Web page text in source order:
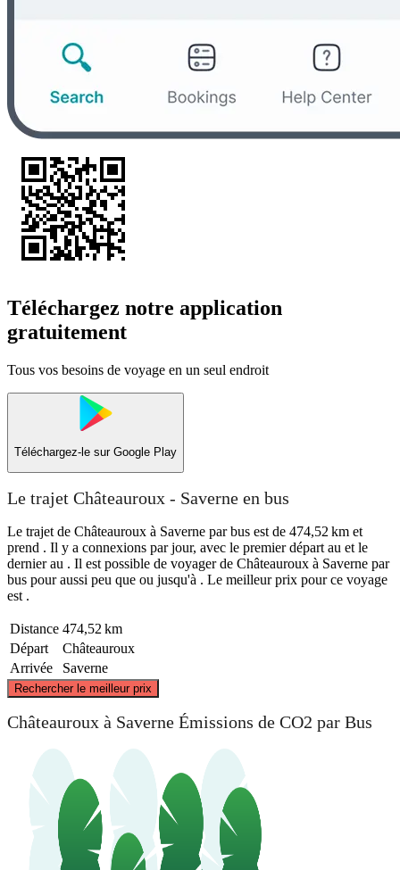
Téléchargez notre application
gratuitement
Tous vos besoins de voyage en un seul endroit
Téléchargez-le sur Google Play
Le trajet Châteauroux - Saverne en bus
Le trajet de Châteauroux à Saverne par bus est de 474,52 km et
prend . Il y a connexions par jour, avec le premier départ au et le
dernier au . Il est possible de voyager de Châteauroux à Saverne par
bus pour aussi peu que ou jusqu'à . Le meilleur prix pour ce voyage
est .
Distance 474,52 km
Départ
Châteauroux
Arrivée
Saverne
Rechercher le meilleur prix
Saverne
Châteauroux à Saverne Émissions de CO2 par Bus